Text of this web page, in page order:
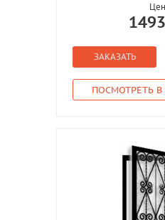
ЗАКАЗАТЬ
ПОСМОТРЕТЬ В